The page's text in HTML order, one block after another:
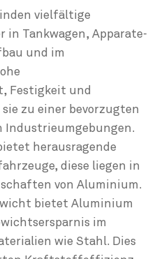
vielfältige
in Tankwagen, Apparate-
und im
Festigkeit und
zu einer bevorzugten
Industrieumgebungen.
herausragende
diese liegen in
von Aluminium.
bietet Aluminium
im
wie Stahl. Dies